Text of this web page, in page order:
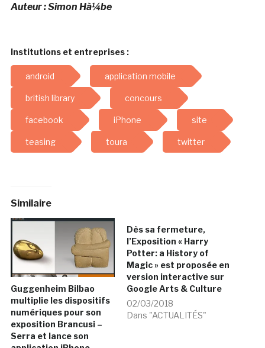
Auteur : Simon Hà¼be
Institutions et entreprises :
android application mobile
british library concours
facebook iPhone site
teasing toura twitter
Similaire
Guggenheim Bilbao
multiplie les dispositifs
numériques pour son
exposition Brancusi –
Serra et lance son
Dès sa fermeture,
l’Exposition « Harry
Potter: a History of
Magic » est proposée en
version interactive sur
Google Arts & Culture
02/03/2018
Dans "ACTUALITÉS"